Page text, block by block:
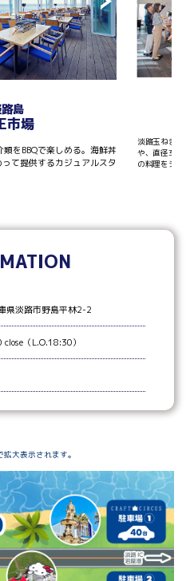
島
市場
をBBQで楽しめる。海鮮丼
て提供するカジュアルスタ
淡路玉ねぎ
や、直径30
の料理をシ
淡路市野島平林2-2
（L.O.18:30）
大表示されます。